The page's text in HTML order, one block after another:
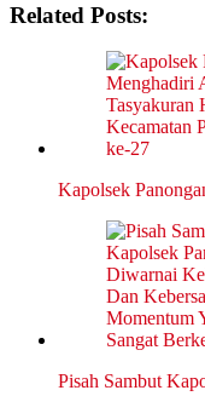
Related Posts:
Kapolsek
Pisah Sambut